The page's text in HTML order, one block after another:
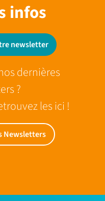
infos
newsletter
dernières
?
les ici !
Newsletters